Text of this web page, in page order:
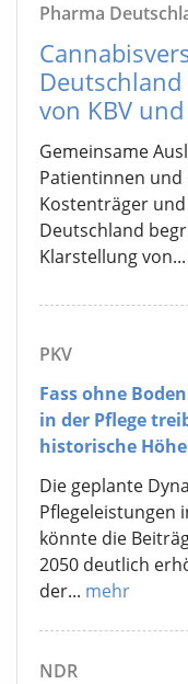
Pharma
von KBV
Gemeinsame
Patientinnen und
Kostenträger
Deutschland
Klarstellung von...
PKV
Fass ohne
in der Pflege
historische
Die geplante
Pflegeleistungen
könnte die
2050 deutlich
der... mehr
NDR